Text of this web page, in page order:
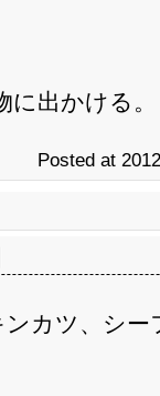
出かける。
Posted at
カツ、シ